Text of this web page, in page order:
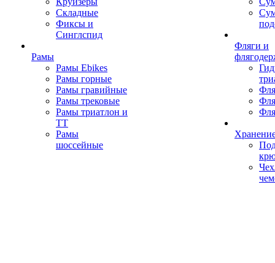
Складные
Фиксы и
Синглспид
Рамы
Рамы Ebikes
Рамы горные
Рамы гравийные
Рамы трековые
Рамы триатлон и
ТТ
Рамы
шоссейные
Фляги и